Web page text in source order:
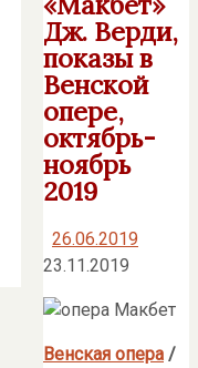
Дж. Верди,
показы в
Венской
опере,
октябрь-
ноябрь
2019
26.06.2019
23.11.2019
Венская опера /